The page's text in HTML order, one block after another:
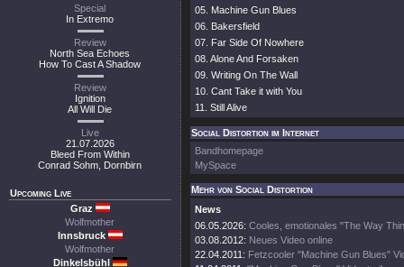
Special
In Extremo
Review
North Sea Echoes
How To Cast A Shadow
Review
Ignition
All Will Die
Live
21.07.2026
Bleed From Within
Conrad Sohm, Dornbirn
Upcoming Live
Graz
Wolfmother
Innsbruck
Wolfmother
Dinkelsbühl
05. Machine Gun Blues
06. Bakersfield
07. Far Side Of Nowhere
08. Alone And Forsaken
09. Writing On The Wall
10. Cant Take it with You
11. Still Alive
Social Distortion im Internet
Bandhomepage
MySpace
Mehr von Social Distortion
News
06.05.2026: Cooles, emotionales "The Way
03.08.2012: Neues Video online
22.04.2011: Fetzcooler "Machine Gun Blues"